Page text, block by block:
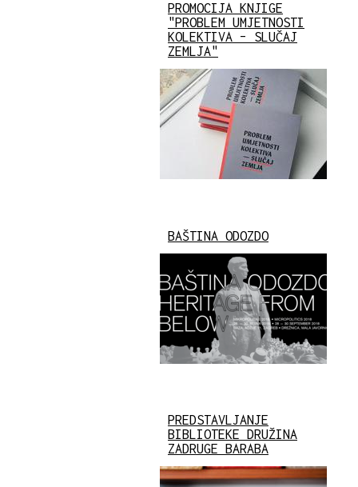
PROMOCIJA KNJIGE
"PROBLEM UMJETNOSTI
KOLEKTIVA – SLUČAJ
ZEMLJA"
BAŠTINA ODOZDO
PREDSTAVLJANJE
BIBLIOTEKE DRUŽINA
ZADRUGE BARABA